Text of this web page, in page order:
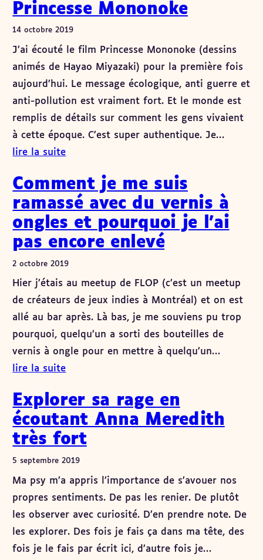
Princesse Mononoke
14 octobre 2019
J’ai écouté le film Princesse Mononoke (dessins
animés de Hayao Miyazaki) pour la première fois
aujourd’hui. Le message écologique, anti guerre et
anti-pollution est vraiment fort. Et le monde est
remplis de détails sur comment les gens vivaient
à cette époque. C’est super authentique. Je…
lire la suite
Comment je me suis
ramassé avec du vernis à
ongles et pourquoi je l’ai
pas encore enlevé
2 octobre 2019
Hier j’étais au meetup de FLOP (c’est un meetup
de créateurs de jeux indies à Montréal) et on est
allé au bar après. Là bas, je me souviens pu trop
pourquoi, quelqu’un a sorti des bouteilles de
vernis à ongle pour en mettre à quelqu’un…
lire la suite
Explorer sa rage en
écoutant Anna Meredith
très fort
5 septembre 2019
Ma psy m’a appris l’importance de s’avouer nos
propres sentiments. De pas les renier. De plutôt
les observer avec curiosité. D’en prendre note. De
les explorer. Des fois je fais ça dans ma tête, des
fois je le fais par écrit ici, d’autre fois je…